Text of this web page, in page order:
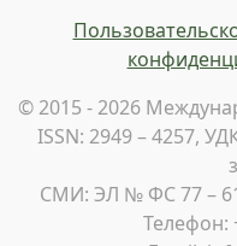
© 2015 - 2026
ISSN: 2949 – 4257,
СМИ: ЭЛ № ФС 77 –
Телефон: